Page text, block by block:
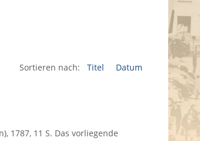
Sortieren nach: Titel Datum
1787, 11 S. Das vorliegende